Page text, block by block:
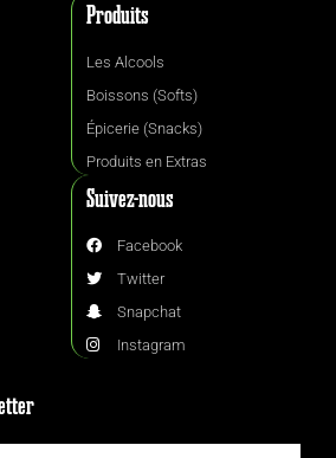
Produits
Les Alcools
Boissons (Softs)
Épicerie (Snacks)
Produits en Extras
Suivez-nous
Facebook
Twitter
Snapchat
Instagram